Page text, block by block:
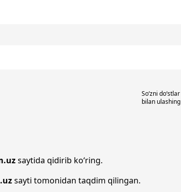
So‘zni do‘stlar
bilan ulashing
saytida qidirib ko‘ring.
sayti tomonidan taqdim qilingan.